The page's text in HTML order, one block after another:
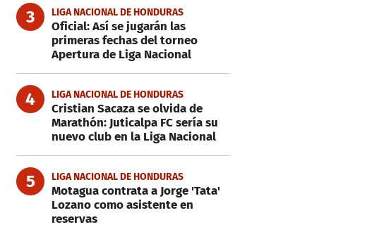
3 LIGA NACIONAL DE HONDURAS
Oficial: Así se jugarán las
primeras fechas del torneo
Apertura de Liga Nacional
4 LIGA NACIONAL DE HONDURAS
Cristian Sacaza se olvida de
Marathón: Juticalpa FC sería su
nuevo club en la Liga Nacional
5 LIGA NACIONAL DE HONDURAS
Motagua contrata a Jorge 'Tata'
Lozano como asistente en
reservas